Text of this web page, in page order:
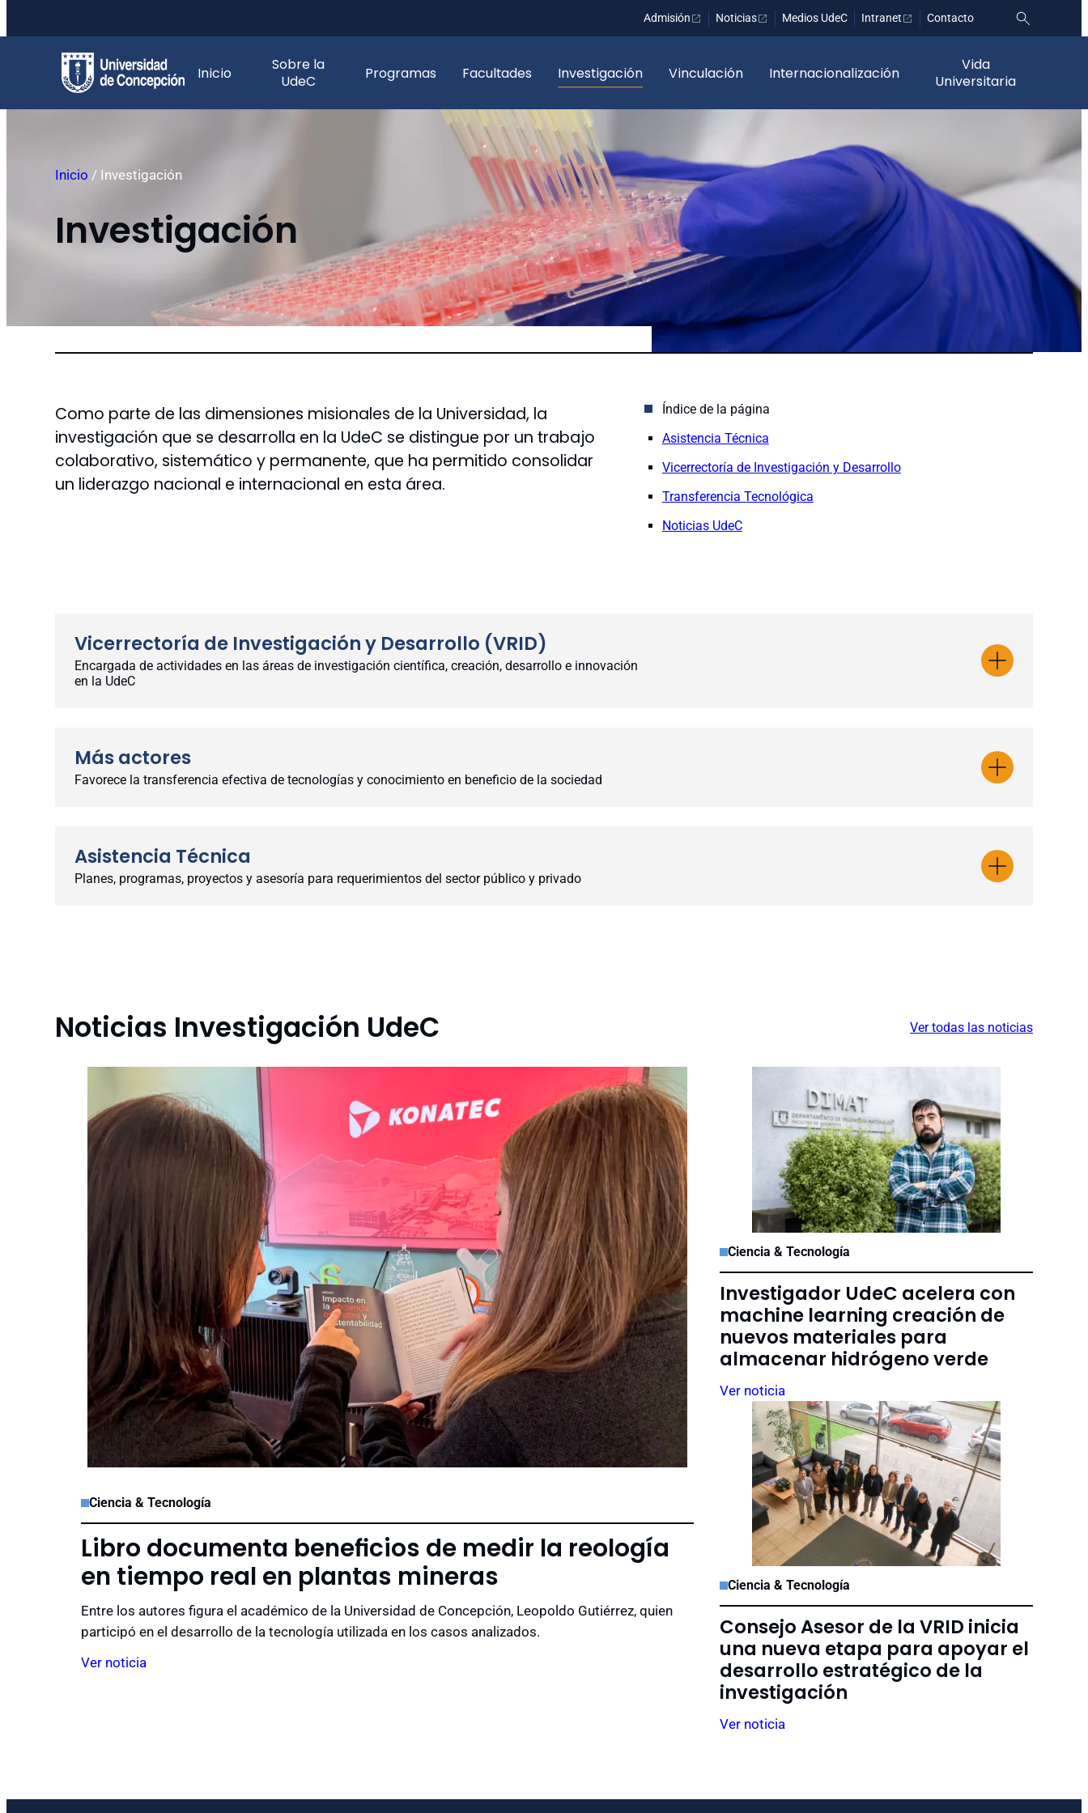
contenido
Admisión Noticias Medios UdeC Intranet Contacto
Inicio
Sobre la
UdeC
Programas Facultades Investigación Vinculación Internacionalización
Vida
Universitaria
Inicio / Investigación
Investigación
Como parte de las dimensiones misionales de la Universidad, la
investigación que se desarrolla en la UdeC se distingue por un trabajo
colaborativo, sistemático y permanente, que ha permitido consolidar
un liderazgo nacional e internacional en esta área.
Índice de la página
Asistencia Técnica
Vicerrectoría de Investigación y Desarrollo
Transferencia Tecnológica
Noticias UdeC
Vicerrectoría de Investigación y Desarrollo (VRID)
Encargada de actividades en las áreas de investigación científica, creación, desarrollo e innovación
en la UdeC
Ir a Programas y Proyectos
Ir a Propiedad Intelectual
Más actores
Favorece la transferencia efectiva de tecnologías y conocimiento en beneficio de la sociedad
Instituto de Investigaciones Tecnológicas
Incuba UdeC – Incubadora de Negocios
UDT – Unidad de Desarrollo Tecnológico
CFRD – Centro de Formación y Recursos Didácticos
DTI – Dirección de Tecnologías de Información
CDIA – Centro de Datos e Inteligencia Artificial
Asistencia Técnica
Planes, programas, proyectos y asesoría para requerimientos del sector público y privado
Centro de Ciencias Ambientales – Eula
GEA – Instituto de Geología Económica Aplicada
UDT – Unidad de Desarrollo Tecnológico
Noticias Investigación UdeC Ver todas las noticias
Ciencia & Tecnología
Libro documenta beneficios de medir la reología
en tiempo real en plantas mineras
Entre los autores figura el académico de la Universidad de Concepción, Leopoldo Gutiérrez, quien
participó en el desarrollo de la tecnología utilizada en los casos analizados.
Ver noticia
Ciencia & Tecnología
Investigador UdeC acelera con
machine learning creación de
nuevos materiales para
almacenar hidrógeno verde
Ver noticia
Ciencia & Tecnología
Consejo Asesor de la VRID inicia
una nueva etapa para apoyar el
desarrollo estratégico de la
investigación
Ver noticia